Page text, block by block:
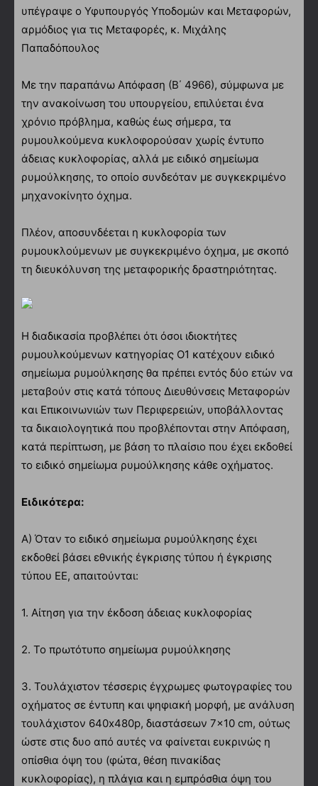
υπέγραψε ο Υφυπουργός Υποδομών και Μεταφορών,
αρμόδιος για τις Μεταφορές, κ. Μιχάλης
Παπαδόπουλος
Με την παραπάνω Απόφαση (Β΄ 4966), σύμφωνα με
την ανακοίνωση του υπουργείου, επιλύεται ένα
χρόνιο πρόβλημα, καθώς έως σήμερα, τα
ρυμουλκούμενα κυκλοφορούσαν χωρίς έντυπο
άδειας κυκλοφορίας, αλλά με ειδικό σημείωμα
ρυμούλκησης, το οποίο συνδεόταν με συγκεκριμένο
μηχανοκίνητο όχημα.
Πλέον, αποσυνδέεται η κυκλοφορία των
ρυμουκλούμενων με συγκεκριμένο όχημα, με σκοπό
τη διευκόλυνση της μεταφορικής δραστηριότητας.
Η διαδικασία προβλέπει ότι όσοι ιδιοκτήτες
ρυμουλκούμενων κατηγορίας Ο1 κατέχουν ειδικό
σημείωμα ρυμούλκησης θα πρέπει εντός δύο ετών να
μεταβούν στις κατά τόπους Διευθύνσεις Μεταφορών
και Επικοινωνιών των Περιφερειών, υποβάλλοντας
τα δικαιολογητικά που προβλέπονται στην Απόφαση,
κατά περίπτωση, με βάση το πλαίσιο που έχει εκδοθεί
το ειδικό σημείωμα ρυμούλκησης κάθε οχήματος.
Ειδικότερα:
Α) Όταν το ειδικό σημείωμα ρυμούλκησης έχει
εκδοθεί βάσει εθνικής έγκρισης τύπου ή έγκρισης
τύπου ΕΕ, απαιτούνται:
1. Αίτηση για την έκδοση άδειας κυκλοφορίας
2. Το πρωτότυπο σημείωμα ρυμούλκησης
3. Τουλάχιστον τέσσερις έγχρωμες φωτογραφίες του
οχήματος σε έντυπη και ψηφιακή μορφή, με ανάλυση
τουλάχιστον 640x480p, διαστάσεων 7×10 cm, ούτως
ώστε στις δυο από αυτές να φαίνεται ευκρινώς η
οπίσθια όψη του (φώτα, θέση πινακίδας
κυκλοφορίας), η πλάγια και η εμπρόσθια όψη του